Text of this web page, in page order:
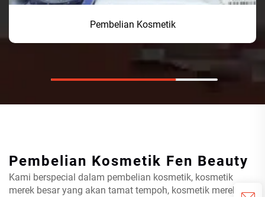
Pembelian Kosmetik
Pembelian Kosmetik Fen Beauty
Kami berspecial dalam pembelian kosmetik, kosmetik
merek besar yang akan tamat tempoh, kosmetik merek